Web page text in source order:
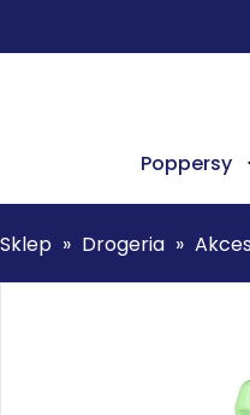
Poppersy
Sklep » Drogeria »